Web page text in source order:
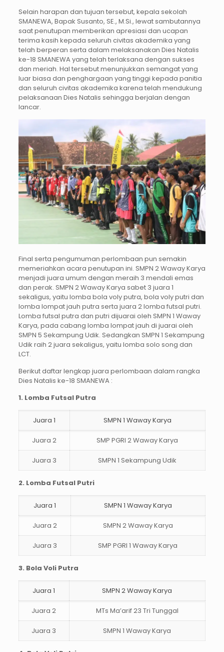
Selain harapan dan tujuan tersebut, kepala sekolah
SMANEWA, Bapak Susanto, SE., M.Si., lewat sambutannya
saat penutupan memberikan apresiasi dan ucapan
terima kasih kepada seluruh civitas akademika yang
telah berperan serta dalam melaksanakan Dies Natalis
ke-18 SMANEWA yang telah terlaksana dengan sukses
dan meriah. Hal tersebut menunjukkan semangat yang
luar biasa dan penghargaan yang tinggi kepada panitia
dan seluruh civitas akademika karena telah mendukung
pelaksanaan Dies Natalis sehingga berjalan dengan
lancar.
Final serta pengumuman perlombaan pun semakin
memeriahkan acara penutupan ini. SMPN 2 Waway Karya
menjadi juara umum dengan meraih 3 mendali emas
dan perak. SMPN 2 Waway Karya sabet 3 juara 1
sekaligus, yaitu lomba bola voly putra, bola voly putri dan
lomba lompat jauh putra serta juara 2 lomba futsal putri.
Lomba futsal putra dan putri dijuarai oleh SMPN 1 Waway
Karya, pada cabang lomba lompat jauh di juarai oleh
SMPN 5 Sekampung Udik. Sedangkan SMPN 1 Sekampung
Udik raih 2 juara sekaligus, yaitu lomba solo song dan
LCT.
Berikut daftar lengkap juara perlombaan dalam rangka
Dies Natalis ke-18 SMANEWA :
1. Lomba Futsal Putra
Juara 1 SMPN 1 Waway Karya
Juara 2 SMP PGRI 2 Waway Karya
Juara 3 SMPN 1 Sekampung Udik
2. Lomba Futsal Putri
Juara 1 SMPN 1 Waway Karya
Juara 2 SMPN 2 Waway Karya
Juara 3 SMP PGRI 1 Waway Karya
3. Bola Voli Putra
Juara 1 SMPN 2 Waway Karya
Juara 2 MTs Ma’arif 23 Tri Tunggal
Juara 3 SMPN 1 Waway Karya